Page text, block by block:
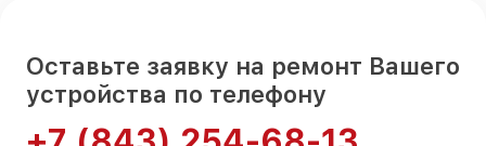
Оставьте заявку на ремонт Вашего
устройства по телефону